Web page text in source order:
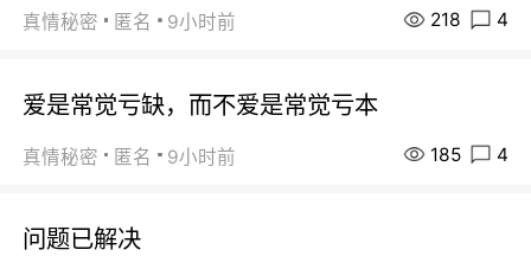
真情秘密 匿名 9小时前 218 4
爱是常觉亏缺，而不爱是常觉亏本
真情秘密 匿名 9小时前 185 4
问题已解决